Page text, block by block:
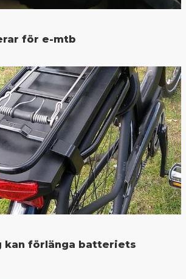
för e-mtb
kan förlänga batteriets